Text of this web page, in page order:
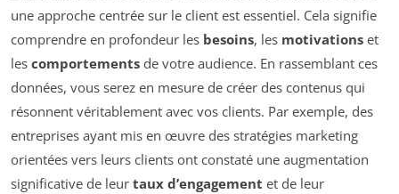
une approche centrée sur le client est essentiel. Cela signifie
comprendre en profondeur les besoins, les motivations et
les comportements de votre audience. En rassemblant ces
données, vous serez en mesure de créer des contenus qui
résonnent véritablement avec vos clients. Par exemple, des
entreprises ayant mis en œuvre des stratégies marketing
orientées vers leurs clients ont constaté une augmentation
significative de leur taux d’engagement et de leur